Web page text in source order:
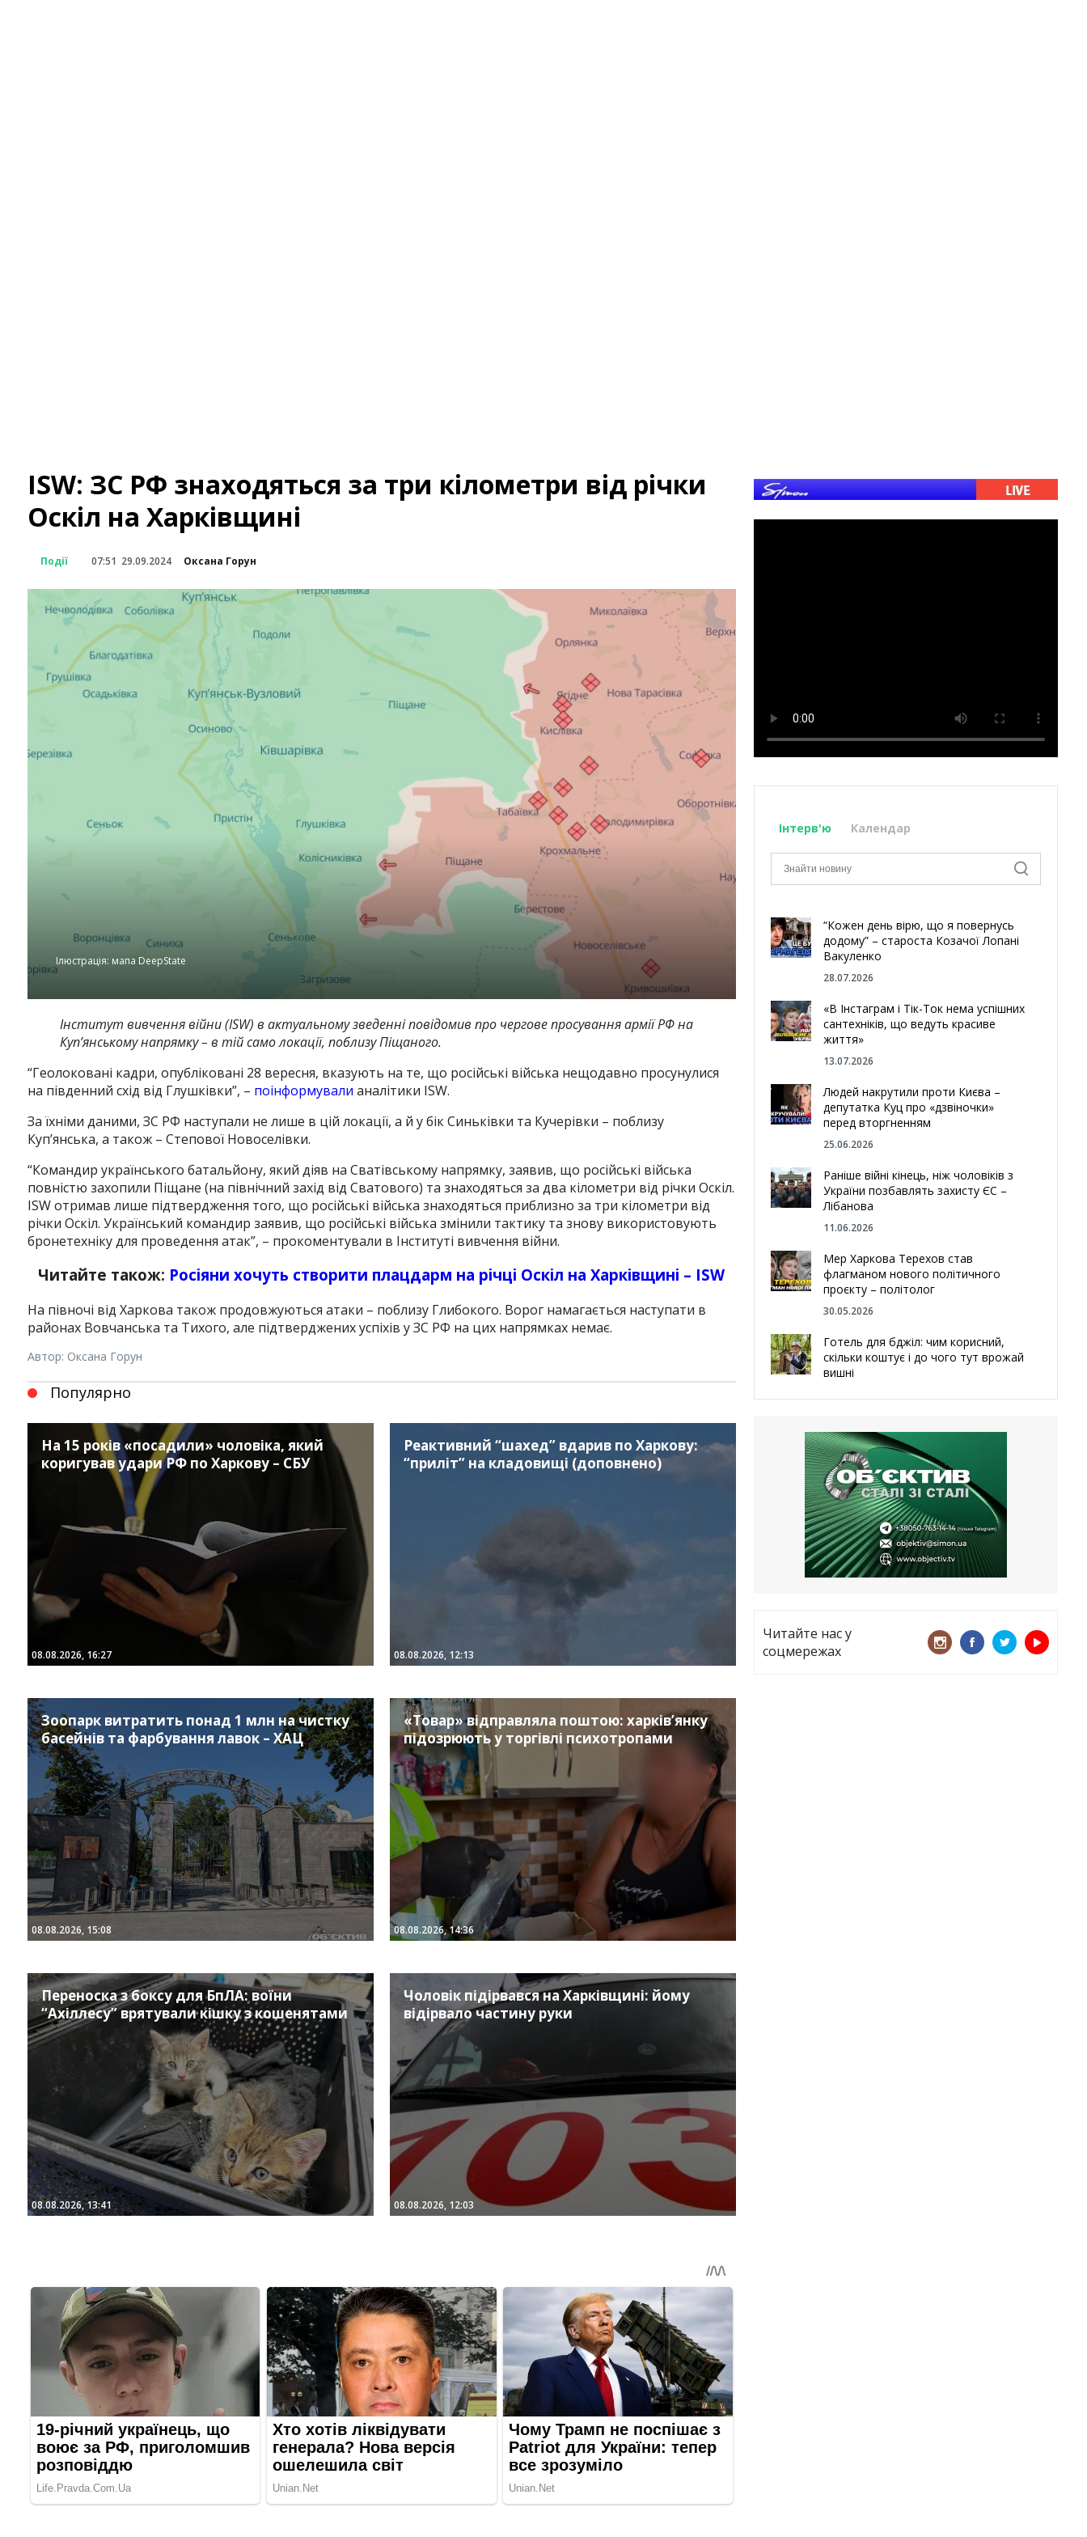
ISW: ЗС РФ знаходяться за три кілометри від річки
Оскіл на Харківщині
Події 07:51 29.09.2024 Оксана Горун
Ілюстрація: мапа DeepState
Інститут вивчення війни (ISW) в актуальному зведенні повідомив про чергове просування армії РФ на
Куп’янському напрямку – в тій само локації, поблизу Піщаного.
“Геолоковані кадри, опубліковані 28 вересня, вказують на те, що російські війська нещодавно просунулися
на південний схід від Глушківки”, – поінформували аналітики ISW.
За їхніми даними, ЗС РФ наступали не лише в цій локації, а й у бік Синьківки та Кучерівки – поблизу
Куп’янська, а також – Степової Новоселівки.
“Командир українського батальйону, який діяв на Сватівському напрямку, заявив, що російські війська
повністю захопили Піщане (на північний захід від Сватового) та знаходяться за два кілометри від річки Оскіл.
ISW отримав лише підтвердження того, що російські війська знаходяться приблизно за три кілометри від
річки Оскіл. Український командир заявив, що російські війська змінили тактику та знову використовують
бронетехніку для проведення атак”, – прокоментували в Інституті вивчення війни.
Читайте також: Росіяни хочуть створити плацдарм на річці Оскіл на Харківщині – ISW
На півночі від Харкова також продовжуються атаки – поблизу Глибокого. Ворог намагається наступати в
районах Вовчанська та Тихого, але підтверджених успіхів у ЗС РФ на цих напрямках немає.
Автор: Оксана Горун
Популярно
На 15 років «посадили» чоловіка, який
коригував удари РФ по Харкову – СБУ
08.08.2026, 16:27
Реактивний “шахед” вдарив по Харкову:
“приліт” на кладовищі (доповнено)
08.08.2026, 12:13
Зоопарк витратить понад 1 млн на чистку
басейнів та фарбування лавок – ХАЦ
08.08.2026, 15:08
«Товар» відправляла поштою: харків’янку
підозрюють у торгівлі психотропами
08.08.2026, 14:36
Переноска з боксу для БпЛА: воїни
“Ахіллесу” врятували кішку з кошенятами
08.08.2026, 13:41
Чоловік підірвався на Харківщині: йому
відірвало частину руки
08.08.2026, 12:03
Інтерв'ю Календар
“Кожен день вірю, що я повернусь
додому” – староста Козачої Лопані
Вакуленко
28.07.2026
«В Інстаграм і Тік-Ток нема успішних
сантехніків, що ведуть красиве
життя»
13.07.2026
Людей накрутили проти Києва –
депутатка Куц про «дзвіночки»
перед вторгненням
25.06.2026
Раніше війні кінець, ніж чоловіків з
України позбавлять захисту ЄС –
Лібанова
11.06.2026
Мер Харкова Терехов став
флагманом нового політичного
проєкту – політолог
30.05.2026
Готель для бджіл: чим корисний,
скільки коштує і до чого тут врожай
вишні
Чугуєва, міста, яке встояло попри
все
21.05.2026
«ТЦК порушує закон? Нехай
платять!» Як завдяки штрафу жінку
виключили з обліку
15.05.2026
Читайте нас у
соцмережах
FacebookTwitterYoutube